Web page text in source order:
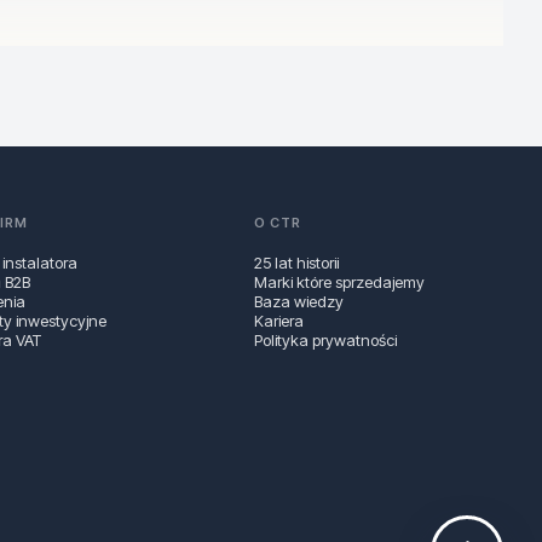
wspierające stabilną transmisję.
instalatora
inwestycyjne
VAT
O CTR
25 lat historii
Marki które sprzedajemy
Baza wiedzy
Kariera
Polityka prywatności